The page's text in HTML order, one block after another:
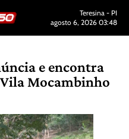
Teresina - PI
agosto 6, 2026 03:48
e encontra
Mocambinho